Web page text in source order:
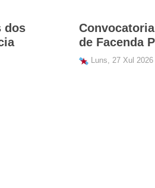
dos
de Facenda
Luns, 27 Xul 2026